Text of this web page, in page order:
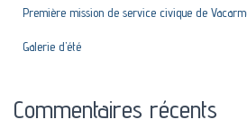
Première mission de service civique de
Galerie d’été
Commentaires récents